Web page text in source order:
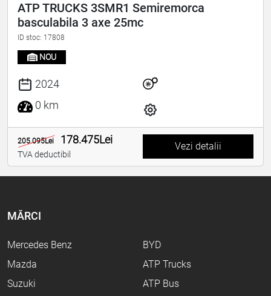
ATP TRUCKS 3SMR1 Semiremorca
basculabila 3 axe 25mc
ID stoc: 17808
NOU
2024
0 km
205.095Lei 178.475Lei
TVA deductibil
Vezi detalii
MĂRCI
Mercedes Benz
Mazda
Suzuki
BYD
ATP Trucks
ATP Bus